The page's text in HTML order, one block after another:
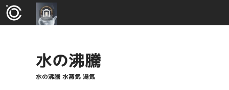
水の沸騰
水の沸騰 水蒸気 湯気